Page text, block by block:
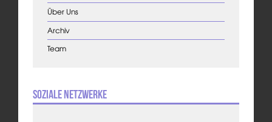
Über Uns
Archiv
Team
Soziale Netzwerke